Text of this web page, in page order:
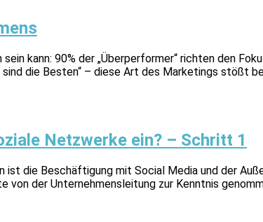
kann: 90% der „Überperformer“ richten den
die Besten“ – diese Art des Marketings stößt
Netzwerke ein? – Schritt 1
die Beschäftigung mit Social Media und der
von der Unternehmensleitung zur Kenntnis